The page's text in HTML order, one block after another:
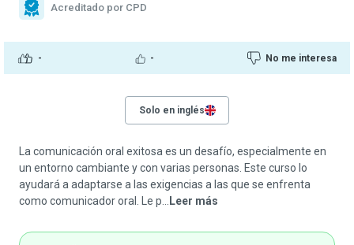
- - No me interesa
Acreditado por CPD
Solo en inglés
La comunicación oral exitosa es un desafío, especialmente en
un entorno cambiante y con varias personas. Este curso lo
ayudará a adaptarse a las exigencias a las que se enfrenta
como comunicador oral. Le p...
Leer más